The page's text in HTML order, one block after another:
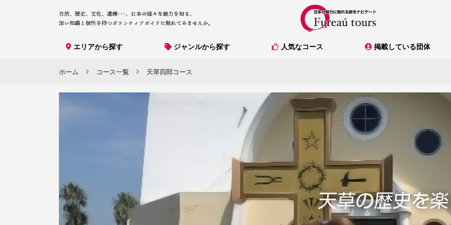
エリアから探す ジャンルから探す 人気なコース 掲載している団体
ホーム コース一覧 天草四郎コース